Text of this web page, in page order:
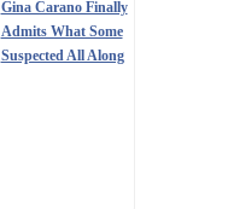
Gina Carano Finally
Admits What Some
Suspected All Along